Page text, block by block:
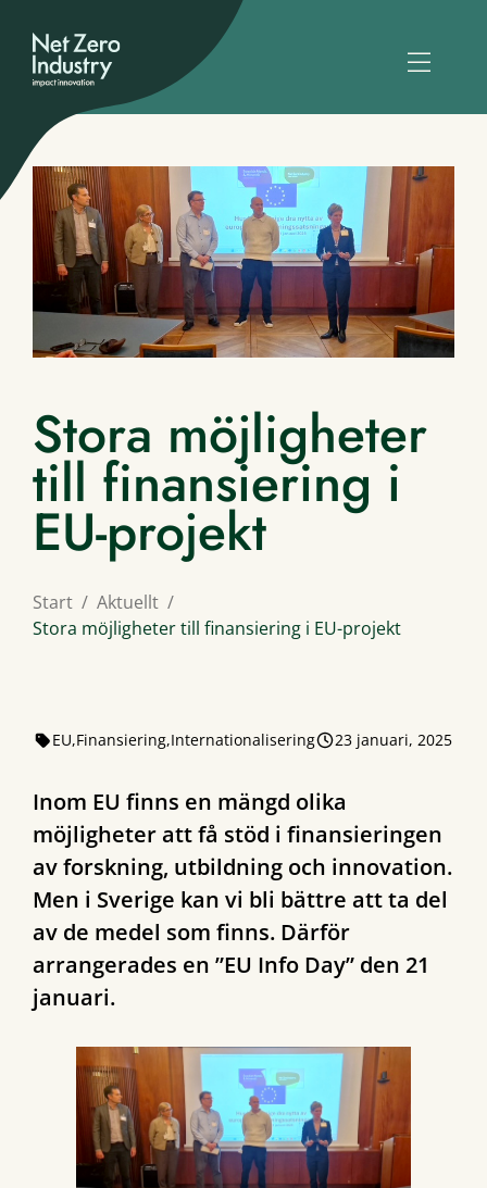
Stora möjligheter
till finansiering i
EU-projekt
Start
Aktuellt
Stora möjligheter till finansiering i EU-projekt
EU Finansiering Internationalisering 23 januari, 2025
Inom EU finns en mängd olika
möjligheter att få stöd i finansieringen
av forskning, utbildning och innovation.
Men i Sverige kan vi bli bättre att ta del
av de medel som finns. Därför
arrangerades en ”EU Info Day” den 21
januari.